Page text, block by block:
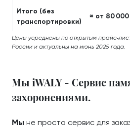
Итого (без
транспортировки)
≈ от 80
Цены усреднены по открытым
России и актуальны на июнь 2025 года.
Мы iWALY - Сервис
захоронениями.
Мы не просто сервис для